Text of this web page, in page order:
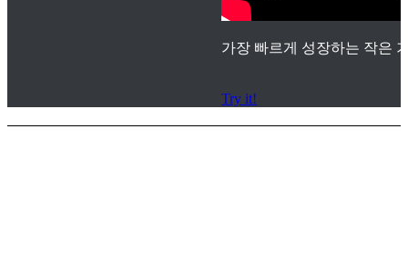
가장 빠르게 성장하는 작은
Try it!